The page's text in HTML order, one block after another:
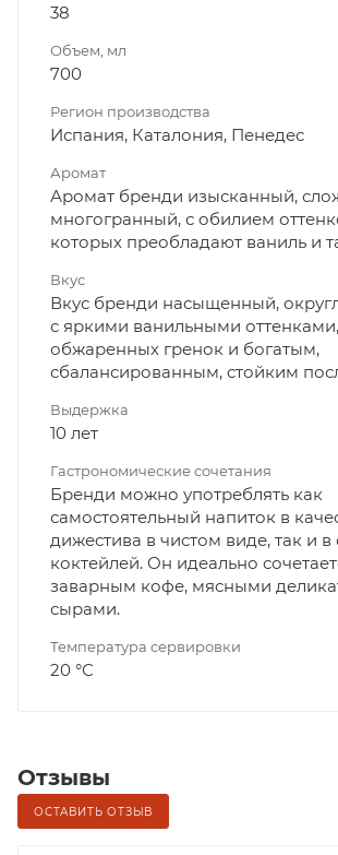
38
Объем, мл
700
Регион производства
Испания, Каталония, Пенедес
Аромат
Аромат бренди изысканный,
многогранный, с обилием
которых преобладают ваниль и
Вкус
Вкус бренди насыщенный,
с яркими ванильными
обжаренных гренок и богатым,
сбалансированным, стойким
Выдержка
10 лет
Гастрономические сочетания
Бренди можно употреблять как
самостоятельный напиток в
дижестива в чистом виде, так и в
коктейлей. Он идеально
заварным кофе, мясными
сырами.
Температура сервировки
20 °С
Отзывы
ОСТАВИТЬ ОТЗЫВ